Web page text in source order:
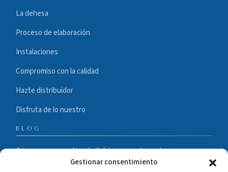
Gestionar consentimiento
La dehesa
Proceso de elaboración
Instalaciones
Compromiso con la calidad
Hazte distribuidor
Disfruta de lo nuestro
BLOG
Cómo conservar el jamón ibérico correctamente